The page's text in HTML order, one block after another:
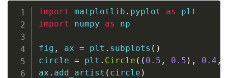
import matplotlib . pyplot as
import numpy as np
fig , ax = plt . subplots ( )
circle = plt . Circle ( ( 0.5 , 0.5 ) , 0.4 ,
ax . add_artist ( circle )